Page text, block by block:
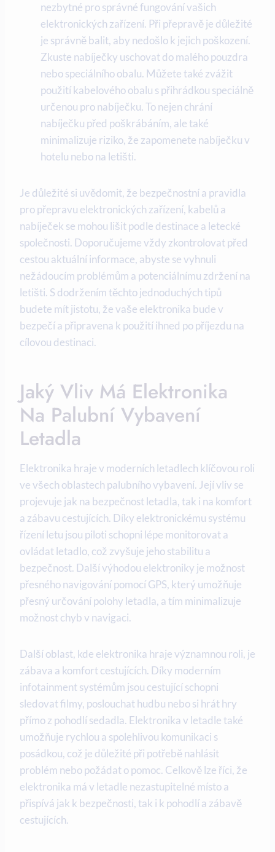
nezbytné pro správné fungování vašich
elektronických zařízení. Při přepravě je důležité
je správně balit, aby nedošlo k jejich poškození.
Zkuste nabíječky uschovat do malého pouzdra
nebo speciálního obalu. Můžete také zvážit
použití kabelového obalu s přihrádkou speciálně
určenou pro nabíječku. To nejen chrání
nabíječku před poškrábáním, ale také
minimalizuje riziko, že zapomenete nabíječku v
hotelu nebo na letišti.
Je důležité si uvědomit, že bezpečnostní a pravidla
pro přepravu elektronických zařízení, kabelů a
nabíječek se mohou lišit podle destinace a letecké
společnosti. Doporučujeme vždy zkontrolovat před
cestou aktuální informace, abyste se vyhnuli
nežádoucím problémům a potenciálnímu zdržení na
letišti. S dodržením těchto jednoduchých tipů
budete mít jistotu, že vaše elektronika bude v
bezpečí a připravena k použití ihned po příjezdu na
cílovou destinaci.
Jaký Vliv Má Elektronika
Na Palubní Vybavení
Letadla
Elektronika hraje v moderních letadlech klíčovou roli
ve všech oblastech palubního vybavení. Její vliv se
projevuje jak na bezpečnost letadla, tak i na komfort
a zábavu cestujících. Díky elektronickému systému
řízení letu jsou piloti schopni lépe monitorovat a
ovládat letadlo, což zvyšuje jeho stabilitu a
bezpečnost. Další výhodou elektroniky je možnost
přesného navigování pomocí GPS, který umožňuje
přesný určování polohy letadla, a tím minimalizuje
možnost chyb v navigaci.
Další oblast, kde elektronika hraje významnou roli, je
zábava a komfort cestujících. Díky moderním
infotainment systémům jsou cestující schopni
sledovat filmy, poslouchat hudbu nebo si hrát hry
přímo z pohodlí sedadla. Elektronika v letadle také
umožňuje rychlou a spolehlivou komunikaci s
posádkou, což je důležité při potřebě nahlásit
problém nebo požádat o pomoc. Celkově lze říci, že
elektronika má v letadle nezastupitelné místo a
přispívá jak k bezpečnosti, tak i k pohodlí a zábavě
cestujících.